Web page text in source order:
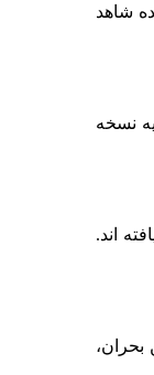
انجام این کار وجود دارد. جایزین‌های تکنولوژیکی در حال گسترش هستند و در 24 ماه آینده شاهد
نسخه
اند.